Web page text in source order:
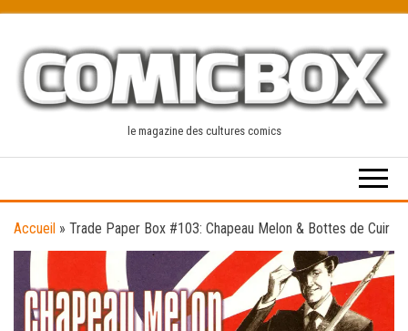
content
le magazine des cultures comics
Accueil » Trade Paper Box #103: Chapeau Melon & Bottes de Cuir